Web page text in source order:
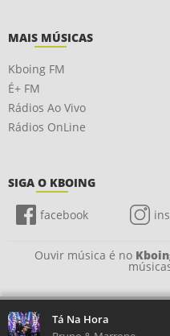
MAIS MÚSICAS
Kboing FM
É+ FM
Rádios Ao Vivo
Rádios OnLine
SIGA O KBOING
facebook
Ouvir música é no
Tá Na Hora